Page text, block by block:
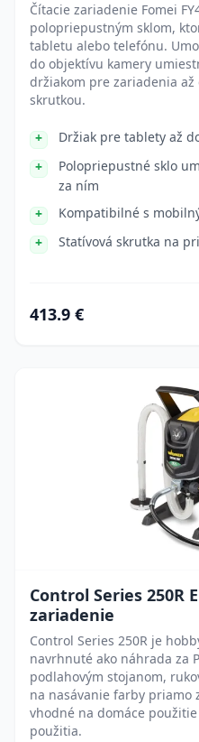
Čítacie zariadenie Fomei
polopriepustným sklom,
tabletu alebo telefónu.
do objektívu kamery
držiakom pre zariadenia až
skrutkou.
Držiak pre tablety až
Polopriepustné sklo
za ním
Kompatibilné s
Statívová skrutka na
413.9 €
Control Series 250R
zariadenie
Control Series 250R je
navrhnuté ako náhrada za
podlahovým stojanom,
na nasávanie farby priamo
vhodné na domáce
použitia.